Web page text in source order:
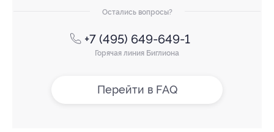
Остались вопросы?
+7 (495) 649-649-1
Горячая линия Биглиона
Перейти в FAQ